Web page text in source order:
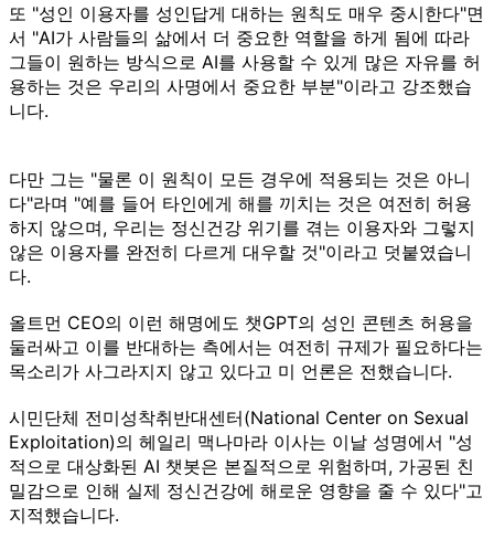
또 "성인 이용자를 성인답게 대하는 원칙도 매우 중시한다"면
서 "AI가 사람들의 삶에서 더 중요한 역할을 하게 됨에 따라
그들이 원하는 방식으로 AI를 사용할 수 있게 많은 자유를 허
용하는 것은 우리의 사명에서 중요한 부분"이라고 강조했습
니다.
다만 그는 "물론 이 원칙이 모든 경우에 적용되는 것은 아니
다"라며 "예를 들어 타인에게 해를 끼치는 것은 여전히 허용
하지 않으며, 우리는 정신건강 위기를 겪는 이용자와 그렇지
않은 이용자를 완전히 다르게 대우할 것"이라고 덧붙였습니
다.
올트먼 CEO의 이런 해명에도 챗GPT의 성인 콘텐츠 허용을
둘러싸고 이를 반대하는 측에서는 여전히 규제가 필요하다는
목소리가 사그라지지 않고 있다고 미 언론은 전했습니다.
시민단체 전미성착취반대센터(National Center on Sexual
Exploitation)의 헤일리 맥나마라 이사는 이날 성명에서 "성
적으로 대상화된 AI 챗봇은 본질적으로 위험하며, 가공된 친
밀감으로 인해 실제 정신건강에 해로운 영향을 줄 수 있다"고
지적했습니다.